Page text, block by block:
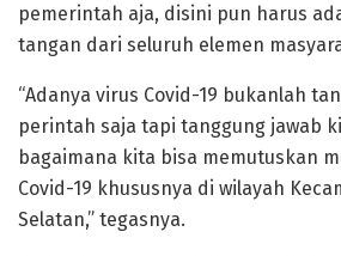
pemerintah aja, disini pun harus
tangan dari seluruh elemen
“Adanya virus Covid-19 bukanlah
perintah saja tapi tanggung jawab
bagaimana kita bisa memutuskan
Covid-19 khususnya di wilayah
Selatan,” tegasnya.